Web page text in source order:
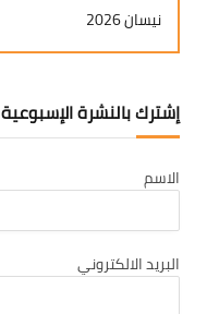
نيسان 2026
آذار 2026
كانون ثاني 2026
تشرين ثاني 2025
تشرين أول 2025
أيلول 2025
إشترك بالنشرة الإسبوعية
الاسم
البريد الالكتروني